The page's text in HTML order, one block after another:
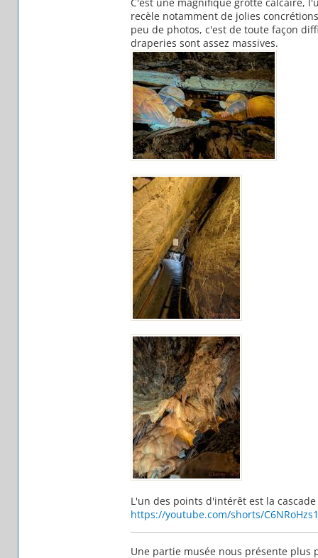
recèle notamment de jolies
peu de photos, c'est de toute façon
draperies sont assez massives.
L'un des points d'intérêt est la
https://youtube.com/shorts/
Une partie musée nous présente plus